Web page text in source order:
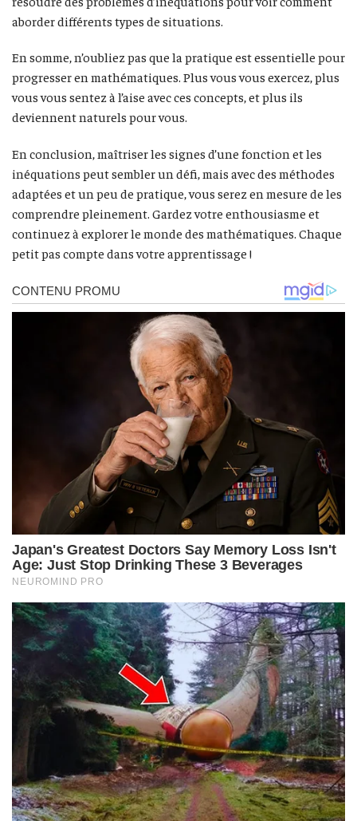
aborder différents types de situations.
En somme, n’oubliez pas que la pratique est essentielle pour
progresser en mathématiques. Plus vous vous exercez, plus
vous vous sentez à l’aise avec ces concepts, et plus ils
deviennent naturels pour vous.
En conclusion, maîtriser les signes d’une fonction et les
inéquations peut sembler un défi, mais avec des méthodes
adaptées et un peu de pratique, vous serez en mesure de les
comprendre pleinement. Gardez votre enthousiasme et
continuez à explorer le monde des mathématiques. Chaque
petit pas compte dans votre apprentissage !